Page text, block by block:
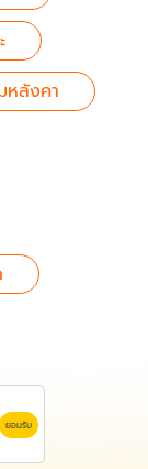
หลังคา
ยอมรับ